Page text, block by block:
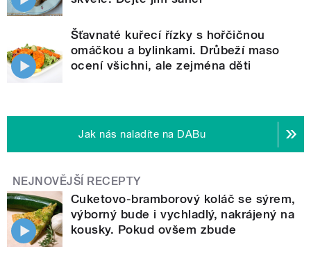
Šťavnaté kuřecí řízky s hořčičnou
omáčkou a bylinkami. Drůbeží maso
ocení všichni, ale zejména děti
Jak nás naladíte na DABu
NEJNOVĚJŠÍ RECEPTY
Cuketovo-bramborový koláč se sýrem,
výborný bude i vychladlý, nakrájený na
kousky. Pokud ovšem zbude